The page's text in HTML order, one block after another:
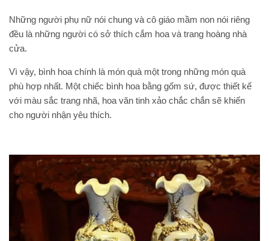
Những người phụ nữ nói chung và cô giáo mầm non nói riêng
đều là những người có sở thích cắm hoa và trang hoàng nhà
cửa.
Vì vậy, bình hoa chính là món quà một trong những món quà
phù hợp nhất. Một chiếc bình hoa bằng gốm sứ, được thiết kế
với màu sắc trang nhã, hoa văn tinh xảo chắc chắn sẽ khiến
cho người nhận yêu thích.